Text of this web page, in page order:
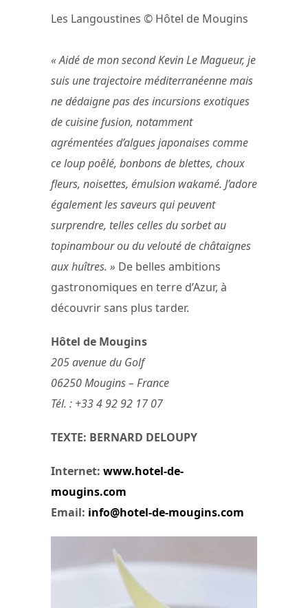
Les Langoustines © Hôtel de Mougins
« Aidé de mon second Kevin Le Magueur, je
suis une trajectoire méditerranéenne mais
ne dédaigne pas des incursions exotiques
de cuisine fusion, notamment
agrémentées d’algues japonaises comme
ce loup poêlé, bonbons de blettes, choux
fleurs, noisettes, émulsion wakamé. J’adore
également les saveurs qui peuvent
surprendre, telles celles du sorbet au
topinambour ou du velouté de châtaignes
aux huîtres. » De belles ambitions
gastronomiques en terre d’Azur, à
découvrir sans plus tarder.
Hôtel de Mougins
205 avenue du Golf
06250 Mougins – France
Tél. : +33 4 92 92 17 07
TEXTE: BERNARD DELOUPY
Internet: www.hotel-de-
mougins.com
Email: info@hotel-de-mougins.com